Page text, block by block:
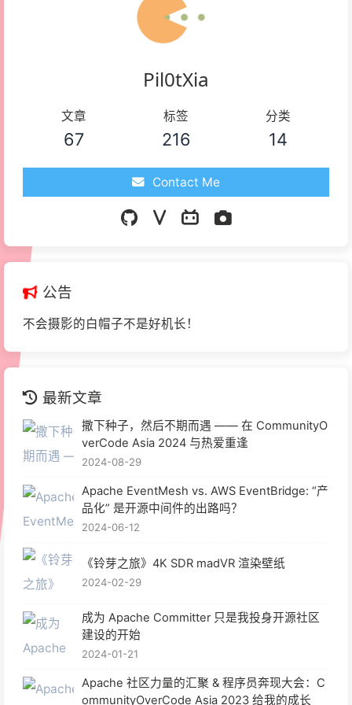
Pil0tXia
文章
67
标签
216
分类
14
Contact Me
公告
不会摄影的白帽子不是好机长！
最新文章
撒下种子，然后不期而遇 —— 在 CommunityO
verCode Asia 2024 与热爱重逢
2024-08-29
Apache EventMesh vs. AWS EventBridge: “产
品化” 是开源中间件的出路吗？
2024-06-12
《铃芽之旅》4K SDR madVR 渲染壁纸
2024-02-29
成为 Apache Committer 只是我投身开源社区
建设的开始
2024-01-21
Apache 社区力量的汇聚 & 程序员奔现大会：C
ommunityOverCode Asia 2023 给我的成长